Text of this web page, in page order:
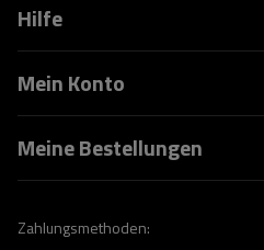
Hilfe
Mein Konto
Meine Bestellungen
Zahlungsmethoden: